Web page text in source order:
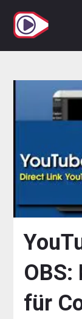
Inhalt
springen
OBS:
für